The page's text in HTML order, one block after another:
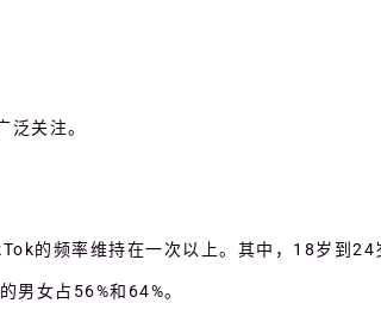
关注。
的频率维持在一次以上。其中，18岁到24
男女占56%和64%。